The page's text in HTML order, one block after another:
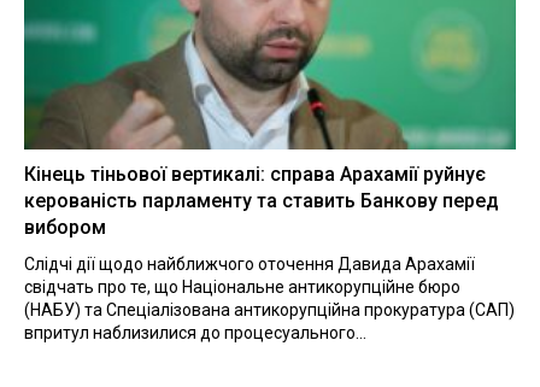
Кінець тіньової вертикалі: справа Арахамії руйнує
керованість парламенту та ставить Банкову перед
вибором
Слідчі дії щодо найближчого оточення Давида Арахамії
свідчать про те, що Національне антикорупційне бюро
(НАБУ) та Спеціалізована антикорупційна прокуратура (САП)
впритул наблизилися до процесуального...